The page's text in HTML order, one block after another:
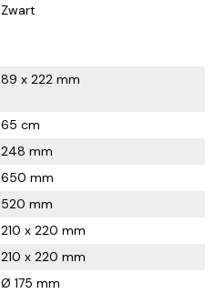
Zwart
89 x 222 mm
65 cm
248 mm
650 mm
520 mm
210 x 220 mm
210 x 220 mm
Ø 175 mm